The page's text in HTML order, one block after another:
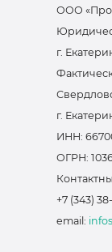
ООО
г.
г.
ИНН:
ОГРН:
+7 (343)
email: